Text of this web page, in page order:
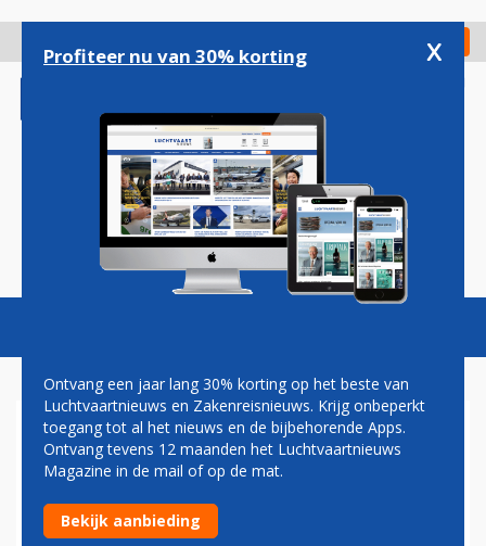
gaan
Check in
Magazine Podcasts Vacatures
HERCULES-VLIEGTUIGEN
VERHUIZEN IN 2027
TIJDELIJK NAAR GILZE-RIJEN
Profiteer nu van 30% korting x
Ontvang een jaar lang 30% korting op het beste van
Luchtvaartnieuws en Zakenreisnieuws. Krijg onbeperkt
toegang tot al het nieuws en de bijbehorende Apps.
Ontvang tevens 12 maanden het Luchtvaartnieuws
Magazine in de mail of op de mat.
Bekijk aanbieding